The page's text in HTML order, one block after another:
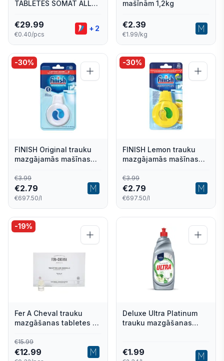
TABLETES SOMAT ALL
€29.99
€0.40/pcs
+ 2
mašīnām 1,2kg
€2.39
€1.99/kg
-30%
FINISH Original trauku
mazgājamās mašīnas
€3.99
€2.79
€697.50/l
-30%
FINISH Lemon trauku
mazgājamās mašīnas
€3.99
€2.79
€697.50/l
-19%
Fer A Cheval trauku
mazgāšanas tabletes ar
mašīnām 40gab
€15.99
€12.99
Deluxe Ultra Platinum
trauku mazgāšanas
850ml
€1.99